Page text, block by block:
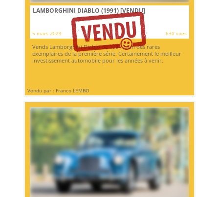
LAMBORGHINI DIABLO (1991)[VENDU]
5 mars 2024 630 vues
Vends Lamborghini Diablo de 1991. L'un des rares
exemplaires de la première série. Certainement le meilleur
investissement automobile pour les années à venir.
Vendu par : Franco LEMBO